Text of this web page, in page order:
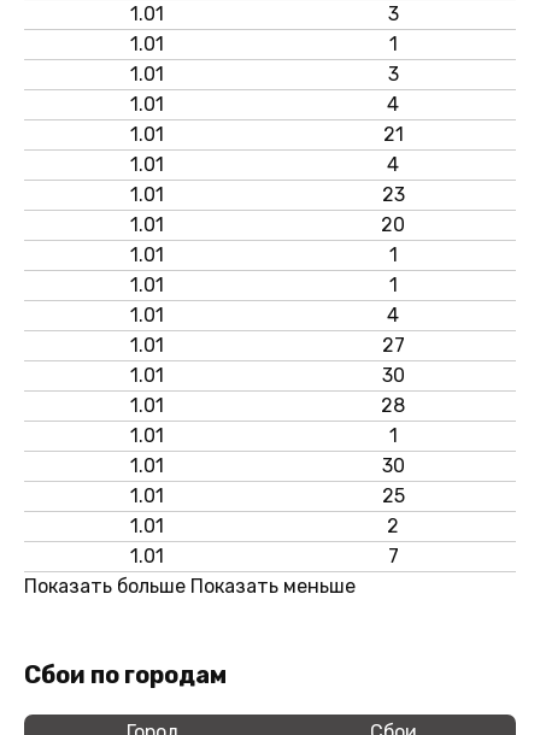
1.01
3
1.01
1
1.01
3
1.01
4
1.01
21
1.01
4
1.01
23
1.01
20
1.01
1
1.01
1
1.01
4
1.01
27
1.01
30
1.01
28
1.01
1
1.01
30
1.01
25
1.01
2
1.01
7
Показать больше Показать меньше
Сбои по городам